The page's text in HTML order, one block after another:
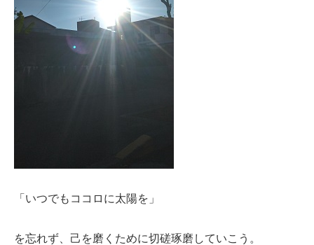
「いつでもココロに太陽を」
を忘れず、己を磨くために切磋琢磨していこう。